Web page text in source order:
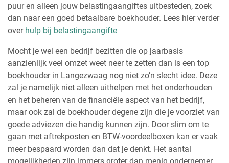
puur en alleen jouw belastingaangiftes uitbesteden, zoek
dan naar een goed betaalbare boekhouder. Lees hier verder
over hulp bij belastingaangifte
Mocht je wel een bedrijf bezitten die op jaarbasis
aanzienlijk veel omzet weet neer te zetten dan is een top
boekhouder in Langezwaag nog niet zo’n slecht idee. Deze
zal je namelijk niet alleen uithelpen met het onderhouden
en het beheren van de financiële aspect van het bedrijf,
maar ook zal de boekhouder degene zijn die je voorziet van
goede adviezen die handig kunnen zijn. Door slim om te
gaan met aftrekposten en BTW-voordeelboxen kan er vaak
meer bespaard worden dan dat je denkt. Het aantal